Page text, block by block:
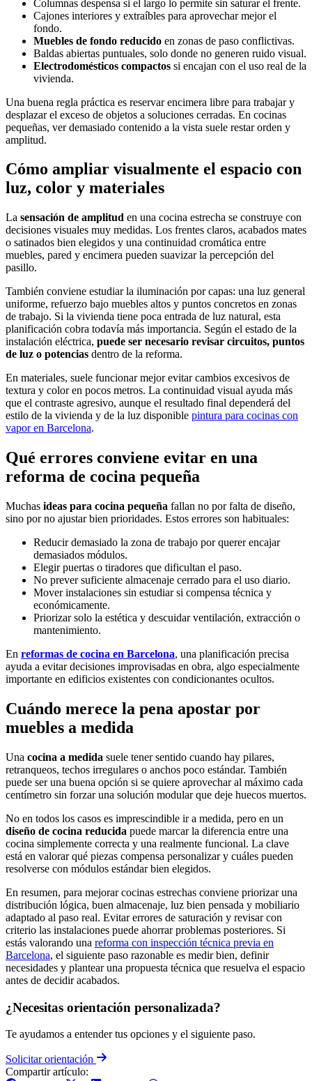
Columnas despensa si el largo lo permite sin saturar el frente.
Cajones interiores y extraíbles para aprovechar mejor el
fondo.
Muebles de fondo reducido en zonas de paso conflictivas.
Baldas abiertas puntuales, solo donde no generen ruido visual.
Electrodomésticos compactos si encajan con el uso real de la
vivienda.
Una buena regla práctica es reservar encimera libre para trabajar y
desplazar el exceso de objetos a soluciones cerradas. En cocinas
pequeñas, ver demasiado contenido a la vista suele restar orden y
amplitud.
Cómo ampliar visualmente el espacio con
luz, color y materiales
La sensación de amplitud en una cocina estrecha se construye con
decisiones visuales muy medidas. Los frentes claros, acabados mates
o satinados bien elegidos y una continuidad cromática entre
muebles, pared y encimera pueden suavizar la percepción del
pasillo.
También conviene estudiar la iluminación por capas: una luz general
uniforme, refuerzo bajo muebles altos y puntos concretos en zonas
de trabajo. Si la vivienda tiene poca entrada de luz natural, esta
planificación cobra todavía más importancia. Según el estado de la
instalación eléctrica, puede ser necesario revisar circuitos, puntos
de luz o potencias dentro de la reforma.
En materiales, suele funcionar mejor evitar cambios excesivos de
textura y color en pocos metros. La continuidad visual ayuda más
que el contraste agresivo, aunque el resultado final dependerá del
estilo de la vivienda y de la luz disponible pintura para cocinas con
vapor en Barcelona.
Qué errores conviene evitar en una
reforma de cocina pequeña
Muchas ideas para cocina pequeña fallan no por falta de diseño,
sino por no ajustar bien prioridades. Estos errores son habituales:
Reducir demasiado la zona de trabajo por querer encajar
demasiados módulos.
Elegir puertas o tiradores que dificultan el paso.
No prever suficiente almacenaje cerrado para el uso diario.
Mover instalaciones sin estudiar si compensa técnica y
económicamente.
Priorizar solo la estética y descuidar ventilación, extracción o
mantenimiento.
En reformas de cocina en Barcelona, una planificación precisa
ayuda a evitar decisiones improvisadas en obra, algo especialmente
importante en edificios existentes con condicionantes ocultos.
Cuándo merece la pena apostar por
muebles a medida
Una cocina a medida suele tener sentido cuando hay pilares,
retranqueos, techos irregulares o anchos poco estándar. También
puede ser una buena opción si se quiere aprovechar al máximo cada
centímetro sin forzar una solución modular que deje huecos muertos.
No en todos los casos es imprescindible ir a medida, pero en un
diseño de cocina reducida puede marcar la diferencia entre una
cocina simplemente correcta y una realmente funcional. La clave
está en valorar qué piezas compensa personalizar y cuáles pueden
resolverse con módulos estándar bien elegidos.
En resumen, para mejorar cocinas estrechas conviene priorizar una
distribución lógica, buen almacenaje, luz bien pensada y mobiliario
adaptado al paso real. Evitar errores de saturación y revisar con
criterio las instalaciones puede ahorrar problemas posteriores. Si
estás valorando una reforma con inspección técnica previa en
Barcelona, el siguiente paso razonable es medir bien, definir
necesidades y plantear una propuesta técnica que resuelva el espacio
antes de decidir acabados.
¿Necesitas orientación personalizada?
Te ayudamos a entender tus opciones y el siguiente paso.
Solicitar orientación
Compartir artículo: